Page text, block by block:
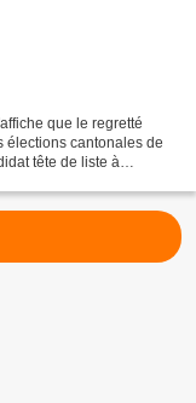
que le regretté
élections cantonales de
tête de liste à